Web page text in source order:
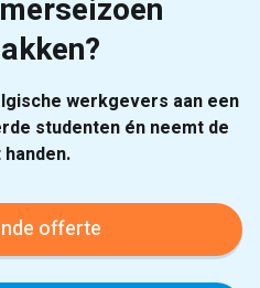
werkgevers aan een
studenten én neemt de
offerte